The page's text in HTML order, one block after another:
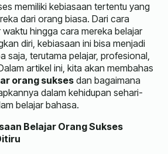
memiliki kebiasaan tertentu yang
dari orang biasa. Dari cara
hingga cara mereka belajar
diri, kebiasaan ini bisa menjadi
saja, terutama pelajar, profesional,
artikel ini, kita akan membahas
orang sukses dan bagaimana
dalam kehidupan sehari-
belajar bahasa.
Belajar Orang Sukses